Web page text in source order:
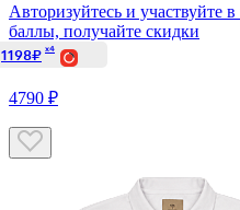
Авторизуйтесь и участвуйте
баллы, получайте скидки
1198₽ x4
4790 ₽